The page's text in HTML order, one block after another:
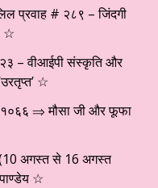
प्रवाह # २८९ – जिंदगी
☆
– वीआईपी संस्कृति और
☆
⇒ मौसा जी और फूफा
(10 अगस्त से 16 अगस्त
☆